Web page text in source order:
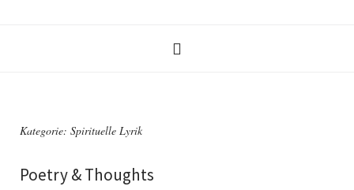
Kategorie: Spirituelle Lyrik
Poetry & Thoughts